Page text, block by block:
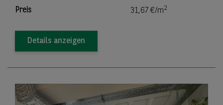
Preis 31,67 €/m2
Details anzeigen